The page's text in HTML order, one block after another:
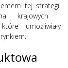
tej strategii
krajowych i
umożliwiały